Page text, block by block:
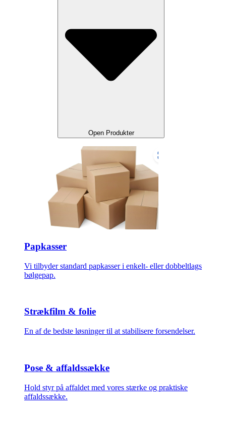
Open Produkter
Papkasser
Vi tilbyder standard papkasser i enkelt- eller dobbeltlags
bølgepap.
Strækfilm & folie
En af de bedste løsninger til at stabilisere forsendelser.
Pose & affaldssække
Hold styr på affaldet med vores stærke og praktiske
affaldssække.